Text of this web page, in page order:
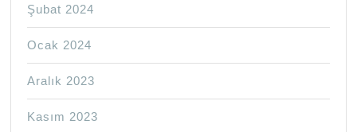
Şubat 2024
Ocak 2024
Aralık 2023
Kasım 2023